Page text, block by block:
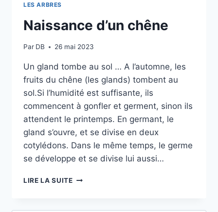
LES ARBRES
Naissance d’un chêne
Par DB 26 mai 2023
Un gland tombe au sol … A l’automne, les
fruits du chêne (les glands) tombent au
sol.Si l’humidité est suffisante, ils
commencent à gonfler et germent, sinon ils
attendent le printemps. En germant, le
gland s’ouvre, et se divise en deux
cotylédons. Dans le même temps, le germe
se développe et se divise lui aussi…
LIRE LA SUITE NAISSANCE